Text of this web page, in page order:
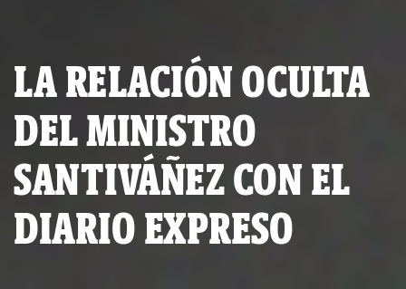
LA RELACIÓN OCULTA
DEL MINISTRO
SANTIVÁÑEZ CON EL
DIARIO EXPRESO